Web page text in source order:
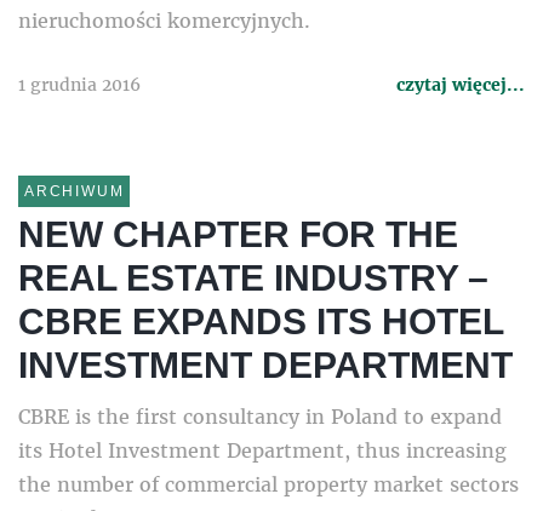
nieruchomości komercyjnych.
1 grudnia 2016 czytaj więcej...
ARCHIWUM
NEW CHAPTER FOR THE
REAL ESTATE INDUSTRY –
CBRE EXPANDS ITS HOTEL
INVESTMENT DEPARTMENT
CBRE is the first consultancy in Poland to expand
its Hotel Investment Department, thus increasing
the number of commercial property market sectors